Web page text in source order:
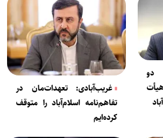
دو
غریب‌آبادی: تعهدات‌مان در
تفاهم‌نامه اسلام‌آباد را متوقف
کرده‌ایم